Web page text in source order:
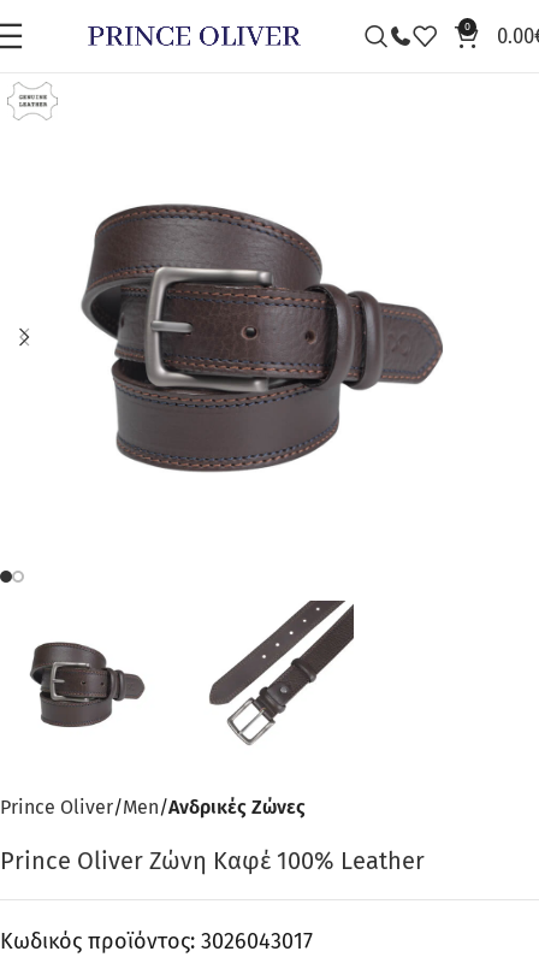
0 0.00
Prince Oliver Men Ανδρικές Ζώνες
Prince Oliver Ζώνη Καφέ 100% Leather
Κωδικός προϊόντος: 3026043017